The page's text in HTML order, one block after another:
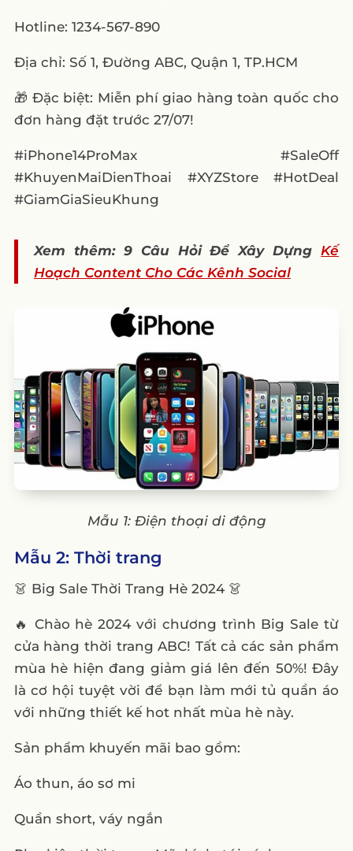
Hotline: 1234-567-890
Địa chỉ: Số 1, Đường ABC, Quận 1, TP.HCM
🎁 Đặc biệt: Miễn phí giao hàng toàn quốc cho
đơn hàng đặt trước 27/07!
#iPhone14ProMax #SaleOff
#KhuyenMaiDienThoai #XYZStore #HotDeal
#GiamGiaSieuKhung
Xem thêm: 9 Câu Hỏi Để Xây Dựng Kế
Hoạch Content Cho Các Kênh Social
Mẫu 1: Điện thoại di động
Mẫu 2: Thời trang
👗 Big Sale Thời Trang Hè 2024 👗
🔥 Chào hè 2024 với chương trình Big Sale từ
cửa hàng thời trang ABC! Tất cả các sản phẩm
mùa hè hiện đang giảm giá lên đến 50%! Đây
là cơ hội tuyệt vời để bạn làm mới tủ quần áo
với những thiết kế hot nhất mùa hè này.
Sản phẩm khuyến mãi bao gồm:
Áo thun, áo sơ mi
Quần short, váy ngắn